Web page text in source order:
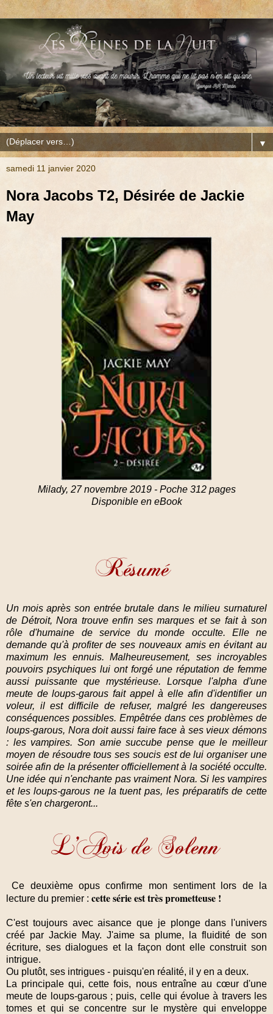
▼
samedi 11 janvier 2020
Nora Jacobs T2, Désirée de Jackie
May
Milady, 27 novembre 2019 - Poche 312 pages
Disponible en eBook
Un mois après son entrée brutale dans le milieu surnaturel
de Détroit, Nora trouve enfin ses marques et se fait à son
rôle d'humaine de service du monde occulte. Elle ne
demande qu'à profiter de ses nouveaux amis en évitant au
maximum les ennuis. Malheureusement, ses incroyables
pouvoirs psychiques lui ont forgé une réputation de femme
aussi puissante que mystérieuse. Lorsque l'alpha d'une
meute de loups-garous fait appel à elle afin d'identifier un
voleur, il est difficile de refuser, malgré les dangereuses
conséquences possibles. Empêtrée dans ces problèmes de
loups-garous, Nora doit aussi faire face à ses vieux démons
: les vampires. Son amie succube pense que le meilleur
moyen de résoudre tous ses soucis est de lui organiser une
soirée afin de la présenter officiellement à la société occulte.
Une idée qui n'enchante pas vraiment Nora. Si les vampires
et les loups-garous ne la tuent pas, les préparatifs de cette
fête s'en chargeront...
Ce deuxième opus confirme mon sentiment lors de la
lecture du premier : cette série est très prometteuse !
C'est toujours avec aisance que je plonge dans l'univers
créé par Jackie May. J'aime sa plume, la fluidité de son
écriture, ses dialogues et la façon dont elle construit son
intrigue.
Ou plutôt, ses intrigues - puisqu'en réalité, il y en a deux.
La principale qui, cette fois, nous entraîne au cœur d'une
meute de loups-garous ; puis, celle qui évolue à travers les
tomes et qui se concentre sur le mystère qui enveloppe